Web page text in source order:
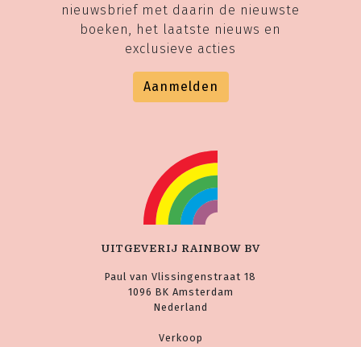
nieuwsbrief met daarin de nieuwste
boeken, het laatste nieuws en
exclusieve acties
Aanmelden
UITGEVERIJ RAINBOW BV
Paul van Vlissingenstraat 18
1096 BK Amsterdam
Nederland
Verkoop